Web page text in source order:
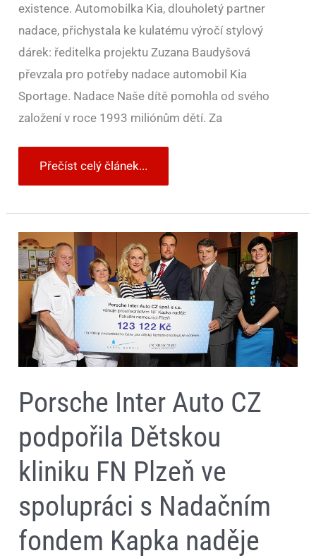
existence. Automobilka Kia, dlouholetý partner
nadace, přichystala ke kulatému výročí stylový
dárek: ředitelka projektu Zuzana Baudyšová
převzala pro potřeby nadace automobil Kia
Sportage. Nadace Naše dítě pomohla od svého
založení v roce 1993 miliónům dětí. Za
Přečíst celý článek...
Porsche Inter Auto CZ
podpořila Dětskou
kliniku FN Plzeň ve
spolupráci s Nadačním
fondem Kapka naděje
Porsche
Inter
Auto
CZ
podpořila
Dětskou
kliniku
FN
Plzeň
ve
spolupráci
s
Kapka
naděje